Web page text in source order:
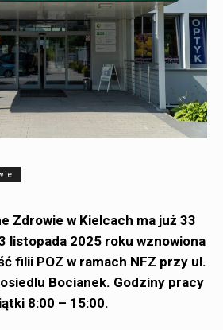
Zdrowie w Kielcach ma już 33
listopada 2025 roku wznowiona
filii POZ w ramach NFZ przy ul.
Bocianek. Godziny pracy
8:00 – 15:00.